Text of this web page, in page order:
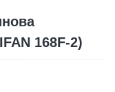
168F-2)